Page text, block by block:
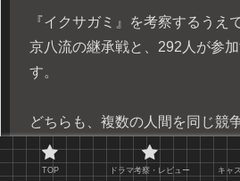
『イクサガミ』を考察するうえ
京八流の継承戦と、292人が参
す。
どちらも、複数の人間を同じ競
れた勝者を選び出そうとする仕
す。
TOP ドラマ考察・レビュー キャ